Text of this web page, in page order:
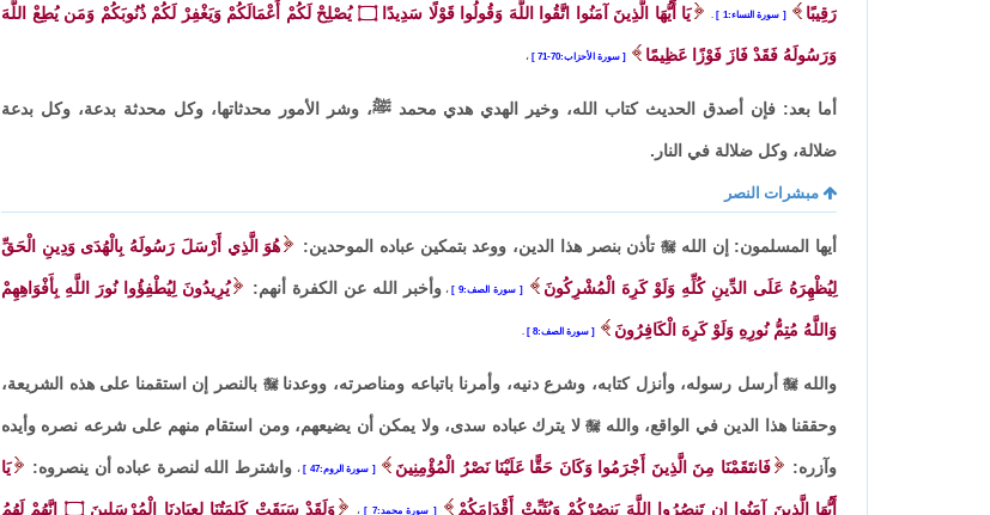
رَقِيبًا سورة النساء:1 . يَا أَيُّهَا الَّذِينَ آمَنُوا اتَّقُوا اللَّهَ وَقُولُوا قَوْلًا سَدِيدًا ۝ يُصْلِحْ لَكُمْ أَعْمَالَكُمْ وَيَغْفِرْ لَكُمْ ذُنُوبَكُمْ وَمَن يُطِعْ اللَّهَ
وَرَسُولَهُ فَقَدْ فَازَ فَوْزًا عَظِيمًا سورة الأحزاب:70-71 ،
أما بعد: فإن أصدق الحديث كتاب الله، وخير الهدي هدي محمد ﷺ، وشر الأمور محدثاتها، وكل محدثة بدعة، وكل بدعة
ضلالة، وكل ضلالة في النار.
مبشرات النصر
أيها المسلمون: إن اللهتأذن بنصر هذا الدين، ووعد بتمكين عباده الموحدين: هُوَ الَّذِي أَرْسَلَ رَسُولَهُ بِالْهُدَى وَدِينِ الْحَقِّ
لِيُظْهِرَهُ عَلَى الدِّينِ كُلِّهِ وَلَوْ كَرِهَ الْمُشْرِكُونَ سورة الصف:9 ،وأخبر الله عن الكفرة أنهم: يُرِيدُونَ لِيُطْفِؤُوا نُورَ اللَّهِ بِأَفْوَاهِهِمْ
وَاللَّهُ مُتِمُّ نُورِهِ وَلَوْ كَرِهَ الْكَافِرُونَ سورة الصف:8 .
واللهأرسل رسوله، وأنزل كتابه، وشرع دنيه، وأمرنا باتباعه ومناصرته، ووعدنا بالنصر إن استقمنا على هذه الشريعة،
وحققنا هذا الدين في الواقع، واللهلا يترك عباده سدى، ولا يمكن أن يضيعهم، ومن استقام منهم على شرعه نصره وأيده
وآزره: فَانتَقَمْنَا مِنَ الَّذِينَ أَجْرَمُوا وَكَانَ حَقًّا عَلَيْنَا نَصْرُ الْمُؤْمِنِينَ سورة الروم:47 ، واشترط الله لنصرة عباده أن ينصروه: يَا
أَيُّهَا الَّذِينَ آمَنُوا إِن تَنصُرُوا اللَّهَ يَنصُرْكُمْ وَيُثَبِّتْ أَقْدَامَكُمْ سورة محمد:7 ، وَلَقَدْ سَبَقَتْ كَلِمَتُنَا لِعِبَادِنَا الْمُرْسَلِينَ ۝ إِنَّهُمْ لَهُمُ